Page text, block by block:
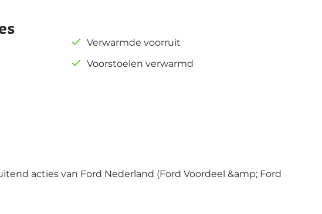
Verwarmde voorruit
Voorstoelen verwarmd
acties van Ford Nederland (Ford Voordeel &amp; Ford